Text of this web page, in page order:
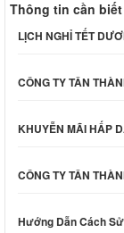
Thông tin cần biết
LỊCH NGHỈ TẾT
CÔNG TY TÂN
KHUYỄN MÃI HẤP
CÔNG TY TÂN
Hướng Dẫn Cách